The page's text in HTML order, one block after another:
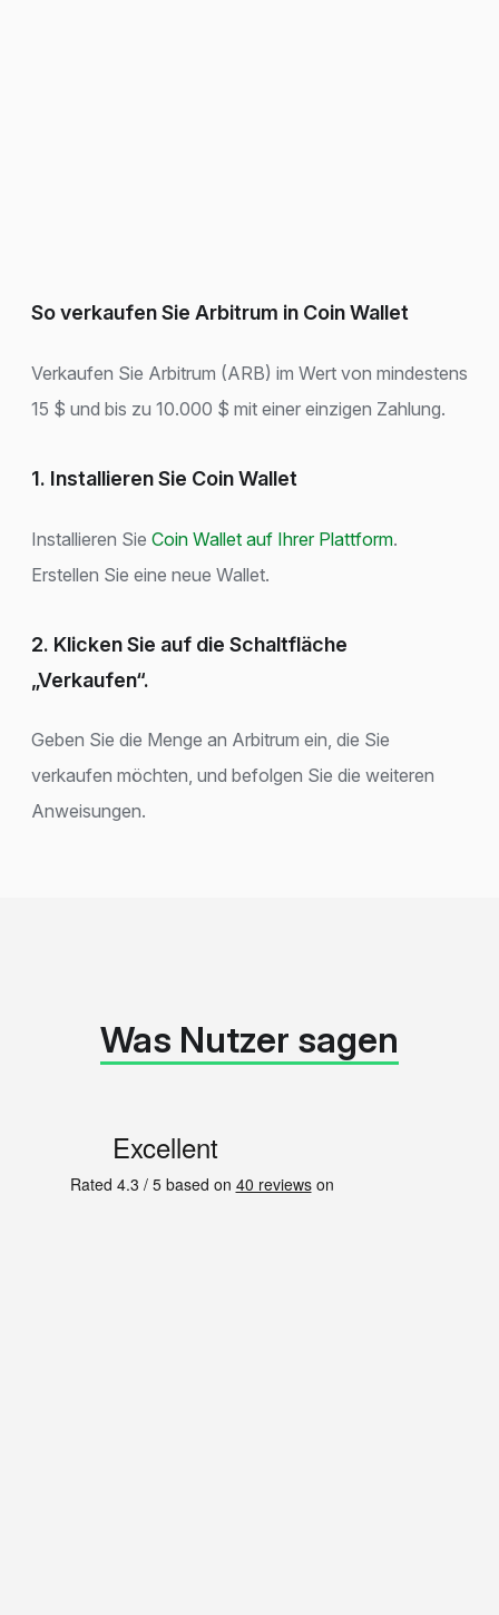
So verkaufen Sie Arbitrum in Coin Wallet
Verkaufen Sie Arbitrum (ARB) im Wert von mindestens
15 $ und bis zu 10.000 $ mit einer einzigen Zahlung.
1. Installieren Sie Coin Wallet
Installieren Sie Coin Wallet auf Ihrer Plattform.
Erstellen Sie eine neue Wallet.
2. Klicken Sie auf die Schaltfläche
„Verkaufen“.
Geben Sie die Menge an Arbitrum ein, die Sie
verkaufen möchten, und befolgen Sie die weiteren
Anweisungen.
Was Nutzer sagen